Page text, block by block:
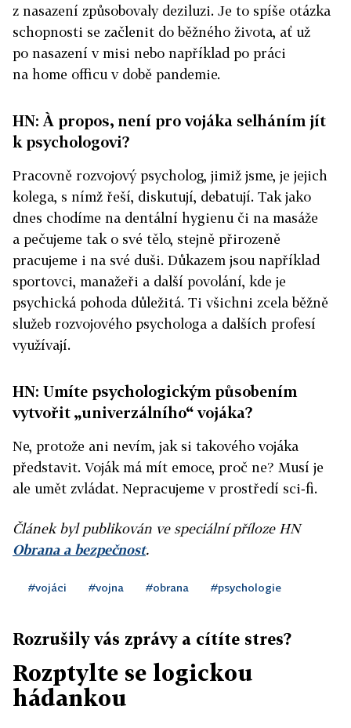
z nasazení způsobovaly deziluzi. Je to spíše otázka
schopnosti se začlenit do běžného života, ať už
po nasazení v misi nebo například po práci
na home officu v době pandemie.
HN: À propos, není pro vojáka selháním jít
k psychologovi?
Pracovně rozvojový psycholog, jimiž jsme, je jejich
kolega, s nímž řeší, diskutují, debatují. Tak jako
dnes chodíme na dentální hygienu či na masáže
a pečujeme tak o své tělo, stejně přirozeně
pracujeme i na své duši. Důkazem jsou například
sportovci, manažeři a další povolání, kde je
psychická pohoda důležitá. Ti všichni zcela běžně
služeb rozvojového psychologa a dalších profesí
využívají.
HN: Umíte psychologickým působením
vytvořit „univerzálního“ vojáka?
Ne, protože ani nevím, jak si takového vojáka
představit. Voják má mít emoce, proč ne? Musí je
ale umět zvládat. Nepracujeme v prostředí sci‑fi.
Článek byl publikován ve speciální příloze HN
Obrana a bezpečnost.
#vojáci #vojna #obrana #psychologie
Rozrušily vás zprávy a cítíte stres?
Rozptylte se logickou
hádankou